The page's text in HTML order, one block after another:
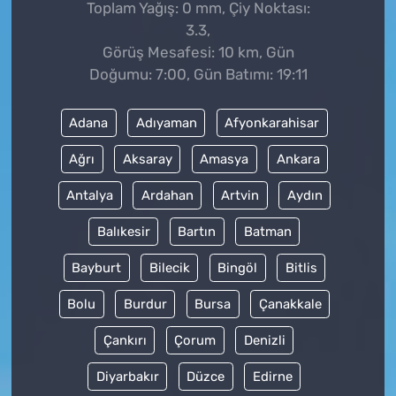
Toplam Yağış: 0 mm, Çiy Noktası:
3.3,
Görüş Mesafesi: 10 km, Gün
Doğumu: 7:00, Gün Batımı: 19:11
Adana Adıyaman Afyonkarahisar
Ağrı Aksaray Amasya Ankara
Antalya Ardahan Artvin Aydın
Balıkesir Bartın Batman
Bayburt Bilecik Bingöl Bitlis
Bolu Burdur Bursa Çanakkale
Çankırı Çorum Denizli
Diyarbakır Düzce Edirne